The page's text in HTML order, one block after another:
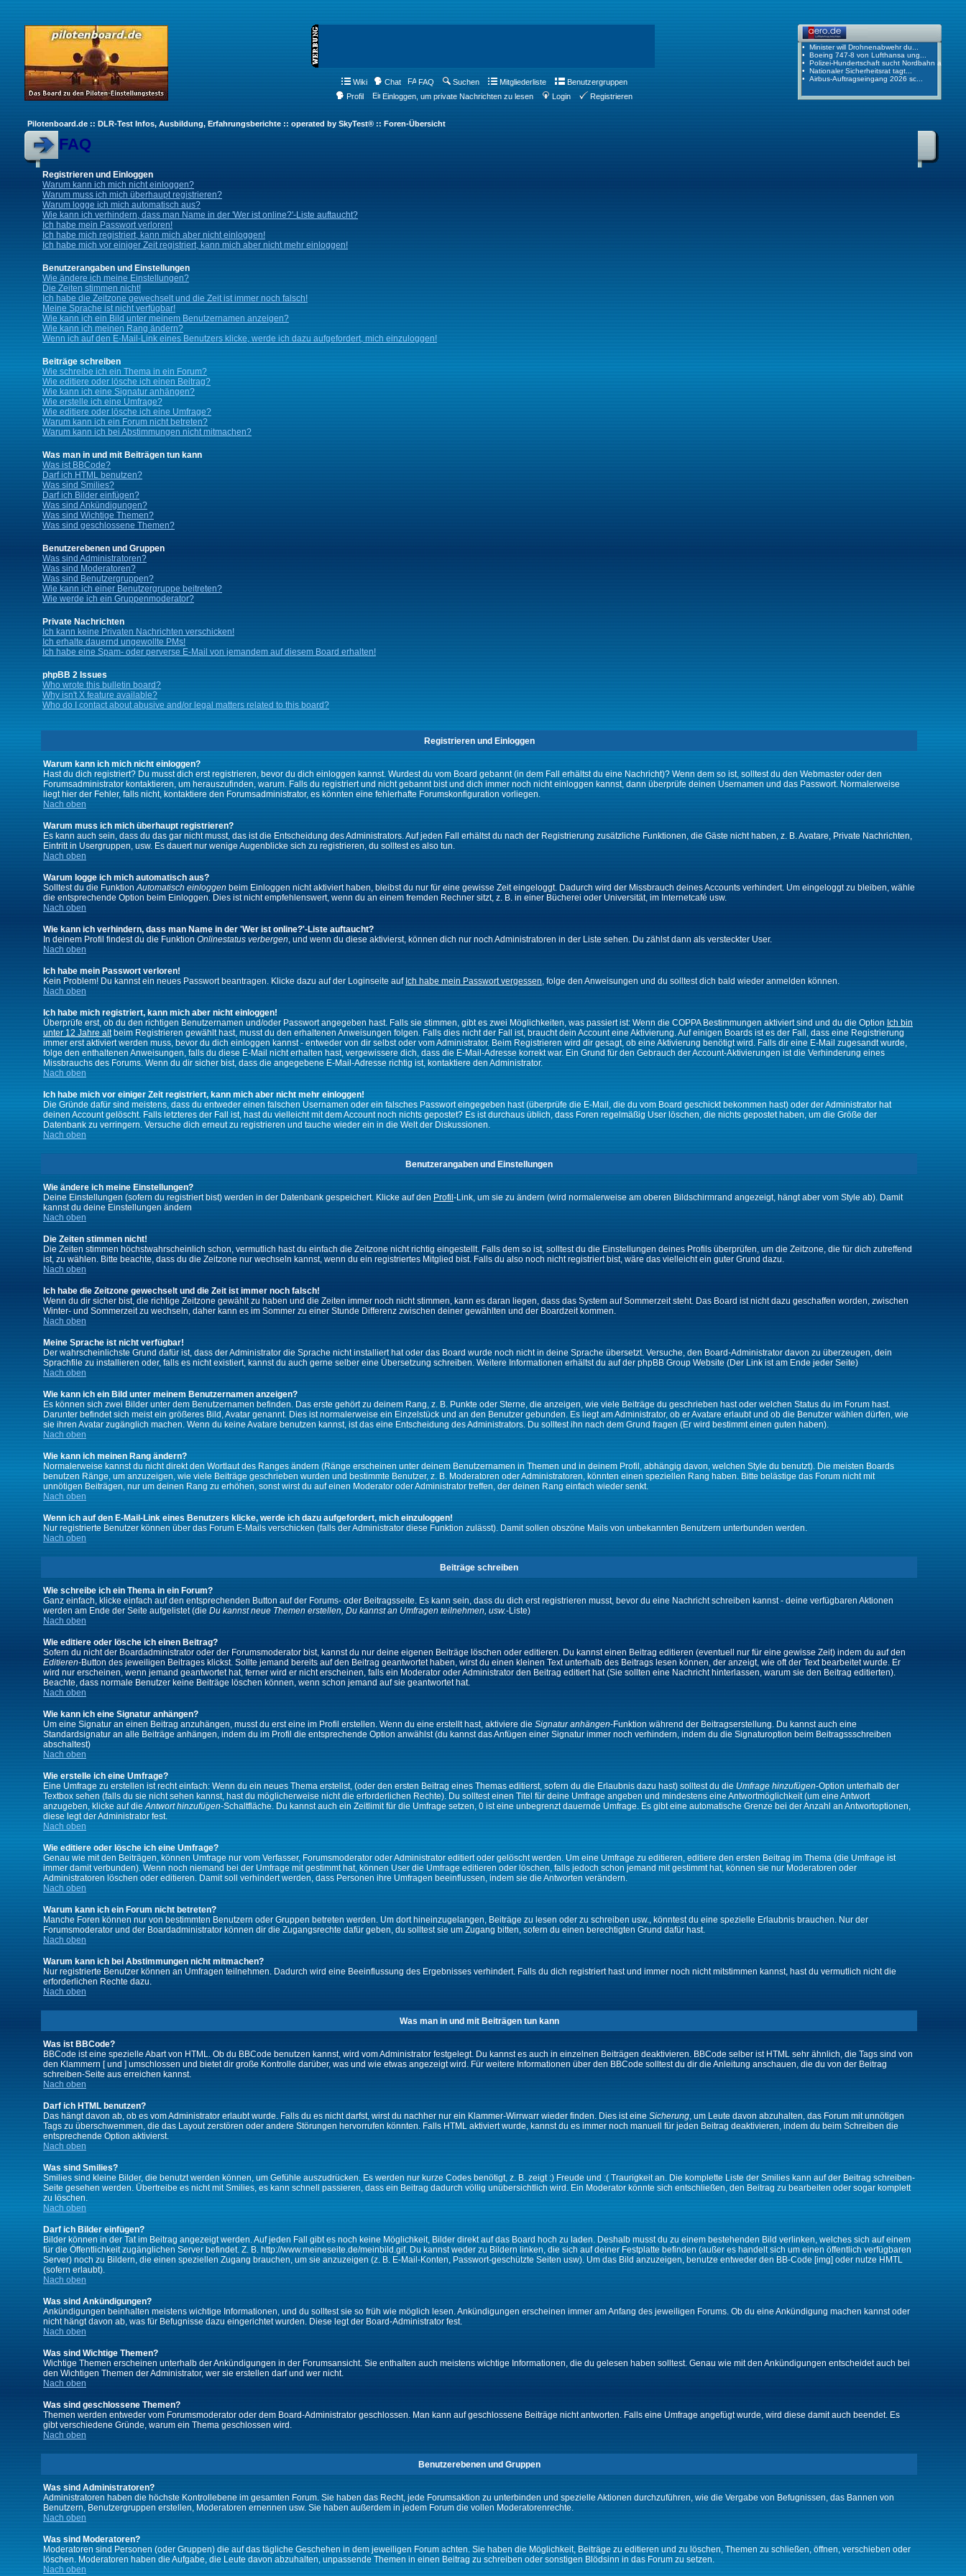
Wiki Chat FAQ Suchen Mitgliederliste
Benutzergruppen
Profil
Einloggen, um private Nachrichten zu lesen Login Registrieren
Pilotenboard.de :: DLR-Test Infos, Ausbildung, Erfahrungsberichte :: operated by SkyTest® :: Foren-Übersicht
FAQ
Registrieren und Einloggen
Warum kann ich mich nicht einloggen?
Warum muss ich mich überhaupt registrieren?
Warum logge ich mich automatisch aus?
Wie kann ich verhindern, dass man Name in der 'Wer ist online?'-Liste auftaucht?
Ich habe mein Passwort verloren!
Ich habe mich registriert, kann mich aber nicht einloggen!
Ich habe mich vor einiger Zeit registriert, kann mich aber nicht mehr einloggen!
Benutzerangaben und Einstellungen
Wie ändere ich meine Einstellungen?
Die Zeiten stimmen nicht!
Ich habe die Zeitzone gewechselt und die Zeit ist immer noch falsch!
Meine Sprache ist nicht verfügbar!
Wie kann ich ein Bild unter meinem Benutzernamen anzeigen?
Wie kann ich meinen Rang ändern?
Wenn ich auf den E-Mail-Link eines Benutzers klicke, werde ich dazu aufgefordert, mich einzuloggen!
Beiträge schreiben
Wie schreibe ich ein Thema in ein Forum?
Wie editiere oder lösche ich einen Beitrag?
Wie kann ich eine Signatur anhängen?
Wie erstelle ich eine Umfrage?
Wie editiere oder lösche ich eine Umfrage?
Warum kann ich ein Forum nicht betreten?
Warum kann ich bei Abstimmungen nicht mitmachen?
Was man in und mit Beiträgen tun kann
Was ist BBCode?
Darf ich HTML benutzen?
Was sind Smilies?
Darf ich Bilder einfügen?
Was sind Ankündigungen?
Was sind Wichtige Themen?
Was sind geschlossene Themen?
Benutzerebenen und Gruppen
Was sind Administratoren?
Was sind Moderatoren?
Was sind Benutzergruppen?
Wie kann ich einer Benutzergruppe beitreten?
Wie werde ich ein Gruppenmoderator?
Private Nachrichten
Ich kann keine Privaten Nachrichten verschicken!
Ich erhalte dauernd ungewollte PMs!
Ich habe eine Spam- oder perverse E-Mail von jemandem auf diesem Board erhalten!
phpBB 2 Issues
Who wrote this bulletin board?
Why isn't X feature available?
Who do I contact about abusive and/or legal matters related to this board?
Registrieren und Einloggen
Warum kann ich mich nicht einloggen?
Hast du dich registriert? Du musst dich erst registrieren, bevor du dich einloggen kannst. Wurdest du vom Board gebannt (in dem Fall erhältst du eine Nachricht)? Wenn dem so ist, solltest du den Webmaster oder den
Forumsadministrator kontaktieren, um herauszufinden, warum. Falls du registriert und nicht gebannt bist und dich immer noch nicht einloggen kannst, dann überprüfe deinen Usernamen und das Passwort. Normalerweise
liegt hier der Fehler, falls nicht, kontaktiere den Forumsadministrator, es könnten eine fehlerhafte Forumskonfiguration vorliegen.
Nach oben
Warum muss ich mich überhaupt registrieren?
Es kann auch sein, dass du das gar nicht musst, das ist die Entscheidung des Administrators. Auf jeden Fall erhältst du nach der Registrierung zusätzliche Funktionen, die Gäste nicht haben, z. B. Avatare, Private Nachrichten,
Eintritt in Usergruppen, usw. Es dauert nur wenige Augenblicke sich zu registrieren, du solltest es also tun.
Nach oben
Warum logge ich mich automatisch aus?
Solltest du die FunktionAutomatisch einloggen beim Einloggen nicht aktiviert haben, bleibst du nur für eine gewisse Zeit eingeloggt. Dadurch wird der Missbrauch deines Accounts verhindert. Um eingeloggt zu bleiben, wähle
die entsprechende Option beim Einloggen. Dies ist nicht empfehlenswert, wenn du an einem fremden Rechner sitzt, z. B. in einer Bücherei oder Universität, im Internetcafé usw.
Nach oben
Wie kann ich verhindern, dass man Name in der 'Wer ist online?'-Liste auftaucht?
In deinem Profil findest du die Funktion Onlinestatus verbergen, und wenn du diese aktivierst, können dich nur noch Administratoren in der Liste sehen. Du zählst dann als versteckter User.
Nach oben
Ich habe mein Passwort verloren!
Kein Problem! Du kannst ein neues Passwort beantragen. Klicke dazu auf der Loginseite auf Ich habe mein Passwort vergessen, folge den Anweisungen und du solltest dich bald wieder anmelden können.
Nach oben
Ich habe mich registriert, kann mich aber nicht einloggen!
Überprüfe erst, ob du den richtigen Benutzernamen und/oder Passwort angegeben hast. Falls sie stimmen, gibt es zwei Möglichkeiten, was passiert ist: Wenn die COPPA Bestimmungen aktiviert sind und du die Option Ich bin
unter 12 Jahre altbeim Registrieren gewählt hast, musst du den erhaltenen Anweisungen folgen. Falls dies nicht der Fall ist, braucht dein Account eine Aktivierung. Auf einigen Boards ist es der Fall, dass eine Registrierung
immer erst aktiviert werden muss, bevor du dich einloggen kannst - entweder von dir selbst oder vom Administrator. Beim Registrieren wird dir gesagt, ob eine Aktivierung benötigt wird. Falls dir eine E-Mail zugesandt wurde,
folge den enthaltenen Anweisungen, falls du diese E-Mail nicht erhalten hast, vergewissere dich, dass die E-Mail-Adresse korrekt war. Ein Grund für den Gebrauch der Account-Aktivierungen ist die Verhinderung eines
Missbrauchs des Forums. Wenn du dir sicher bist, dass die angegebene E-Mail-Adresse richtig ist, kontaktiere den Administrator.
Nach oben
Ich habe mich vor einiger Zeit registriert, kann mich aber nicht mehr einloggen!
Die Gründe dafür sind meistens, dass du entweder einen falschen Usernamen oder ein falsches Passwort eingegeben hast (überprüfe die E-Mail, die du vom Board geschickt bekommen hast) oder der Administrator hat
deinen Account gelöscht. Falls letzteres der Fall ist, hast du vielleicht mit dem Account noch nichts gepostet? Es ist durchaus üblich, dass Foren regelmäßig User löschen, die nichts gepostet haben, um die Größe der
Datenbank zu verringern. Versuche dich erneut zu registrieren und tauche wieder ein in die Welt der Diskussionen.
Nach oben
Benutzerangaben und Einstellungen
Wie ändere ich meine Einstellungen?
Deine Einstellungen (sofern du registriert bist) werden in der Datenbank gespeichert. Klicke auf den Profil -Link, um sie zu ändern (wird normalerweise am oberen Bildschirmrand angezeigt, hängt aber vom Style ab). Damit
kannst du deine Einstellungen ändern
Nach oben
Die Zeiten stimmen nicht!
Die Zeiten stimmen höchstwahrscheinlich schon, vermutlich hast du einfach die Zeitzone nicht richtig eingestellt. Falls dem so ist, solltest du die Einstellungen deines Profils überprüfen, um die Zeitzone, die für dich zutreffend
ist, zu wählen. Bitte beachte, dass du die Zeitzone nur wechseln kannst, wenn du ein registriertes Mitglied bist. Falls du also noch nicht registriert bist, wäre das vielleicht ein guter Grund dazu.
Nach oben
Ich habe die Zeitzone gewechselt und die Zeit ist immer noch falsch!
Wenn du dir sicher bist, die richtige Zeitzone gewählt zu haben und die Zeiten immer noch nicht stimmen, kann es daran liegen, dass das System auf Sommerzeit steht. Das Board ist nicht dazu geschaffen worden, zwischen
Winter- und Sommerzeit zu wechseln, daher kann es im Sommer zu einer Stunde Differenz zwischen deiner gewählten und der Boardzeit kommen.
Nach oben
Meine Sprache ist nicht verfügbar!
Der wahrscheinlichste Grund dafür ist, dass der Administrator die Sprache nicht installiert hat oder das Board wurde noch nicht in deine Sprache übersetzt. Versuche, den Board-Administrator davon zu überzeugen, dein
Sprachfile zu installieren oder, falls es nicht existiert, kannst du auch gerne selber eine Übersetzung schreiben. Weitere Informationen erhältst du auf der phpBB Group Website (Der Link ist am Ende jeder Seite)
Nach oben
Wie kann ich ein Bild unter meinem Benutzernamen anzeigen?
Es können sich zwei Bilder unter dem Benutzernamen befinden. Das erste gehört zu deinem Rang, z. B. Punkte oder Sterne, die anzeigen, wie viele Beiträge du geschrieben hast oder welchen Status du im Forum hast.
Darunter befindet sich meist ein größeres Bild, Avatar genannt. Dies ist normalerweise ein Einzelstück und an den Benutzer gebunden. Es liegt am Administrator, ob er Avatare erlaubt und ob die Benutzer wählen dürfen, wie
sie ihren Avatar zugänglich machen. Wenn du keine Avatare benutzen kannst, ist das eine Entscheidung des Administrators. Du solltest ihn nach dem Grund fragen (Er wird bestimmt einen guten haben).
Nach oben
Wie kann ich meinen Rang ändern?
Normalerweise kannst du nicht direkt den Wortlaut des Ranges ändern (Ränge erscheinen unter deinem Benutzernamen in Themen und in deinem Profil, abhängig davon, welchen Style du benutzt). Die meisten Boards
benutzen Ränge, um anzuzeigen, wie viele Beiträge geschrieben wurden und bestimmte Benutzer, z. B. Moderatoren oder Administratoren, könnten einen speziellen Rang haben. Bitte belästige das Forum nicht mit
unnötigen Beiträgen, nur um deinen Rang zu erhöhen, sonst wirst du auf einen Moderator oder Administrator treffen, der deinen Rang einfach wieder senkt.
Nach oben
Wenn ich auf den E-Mail-Link eines Benutzers klicke, werde ich dazu aufgefordert, mich einzuloggen!
Nur registrierte Benutzer können über das Forum E-Mails verschicken (falls der Administrator diese Funktion zulässt). Damit sollen obszöne Mails von unbekannten Benutzern unterbunden werden.
Nach oben
Beiträge schreiben
Wie schreibe ich ein Thema in ein Forum?
Ganz einfach, klicke einfach auf den entsprechenden Button auf der Forums- oder Beitragsseite. Es kann sein, dass du dich erst registrieren musst, bevor du eine Nachricht schreiben kannst - deine verfügbaren Aktionen
werden am Ende der Seite aufgelistet (die Du kannst neue Themen erstellen, Du kannst an Umfragen teilnehmen, usw.-Liste)
Nach oben
Wie editiere oder lösche ich einen Beitrag?
Sofern du nicht der Boardadministrator oder der Forumsmoderator bist, kannst du nur deine eigenen Beiträge löschen oder editieren. Du kannst einen Beitrag editieren (eventuell nur für eine gewisse Zeit) indem du auf den
Editieren-Button des jeweiligen Beitrages klickst. Sollte jemand bereits auf den Beitrag geantwortet haben, wirst du einen kleinen Text unterhalb des Beitrags lesen können, der anzeigt, wie oft der Text bearbeitet wurde. Er
wird nur erscheinen, wenn jemand geantwortet hat, ferner wird er nicht erscheinen, falls ein Moderator oder Administrator den Beitrag editiert hat (Sie sollten eine Nachricht hinterlassen, warum sie den Beitrag editierten).
Beachte, dass normale Benutzer keine Beiträge löschen können, wenn schon jemand auf sie geantwortet hat.
Nach oben
Wie kann ich eine Signatur anhängen?
Um eine Signatur an einen Beitrag anzuhängen, musst du erst eine im Profil erstellen. Wenn du eine erstellt hast, aktiviere die Signatur anhängen-Funktion während der Beitragserstellung. Du kannst auch eine
Standardsignatur an alle Beiträge anhängen, indem du im Profil die entsprechende Option anwählst (du kannst das Anfügen einer Signatur immer noch verhindern, indem du die Signaturoption beim Beitragssschreiben
abschaltest)
Nach oben
Wie erstelle ich eine Umfrage?
Eine Umfrage zu erstellen ist recht einfach: Wenn du ein neues Thema erstellst, (oder den ersten Beitrag eines Themas editierst, sofern du die Erlaubnis dazu hast) solltest du die Umfrage hinzufügen-Option unterhalb der
Textbox sehen (falls du sie nicht sehen kannst, hast du möglicherweise nicht die erforderlichen Rechte). Du solltest einen Titel für deine Umfrage angeben und mindestens eine Antwortmöglichkeit (um eine Antwort
anzugeben, klicke auf dieAntwort hinzufügen-Schaltfläche. Du kannst auch ein Zeitlimit für die Umfrage setzen, 0 ist eine unbegrenzt dauernde Umfrage. Es gibt eine automatische Grenze bei der Anzahl an Antwortoptionen,
diese legt der Administrator fest.
Nach oben
Wie editiere oder lösche ich eine Umfrage?
Genau wie mit den Beiträgen, können Umfrage nur vom Verfasser, Forumsmoderator oder Administrator editiert oder gelöscht werden. Um eine Umfrage zu editieren, editiere den ersten Beitrag im Thema (die Umfrage ist
immer damit verbunden). Wenn noch niemand bei der Umfrage mit gestimmt hat, können User die Umfrage editieren oder löschen, falls jedoch schon jemand mit gestimmt hat, können sie nur Moderatoren oder
Administratoren löschen oder editieren. Damit soll verhindert werden, dass Personen ihre Umfragen beeinflussen, indem sie die Antworten verändern.
Nach oben
Warum kann ich ein Forum nicht betreten?
Manche Foren können nur von bestimmten Benutzern oder Gruppen betreten werden. Um dort hineinzugelangen, Beiträge zu lesen oder zu schreiben usw., könntest du eine spezielle Erlaubnis brauchen. Nur der
Forumsmoderator und der Boardadministrator können dir die Zugangsrechte dafür geben, du solltest sie um Zugang bitten, sofern du einen berechtigten Grund dafür hast.
Nach oben
Warum kann ich bei Abstimmungen nicht mitmachen?
Nur registrierte Benutzer können an Umfragen teilnehmen. Dadurch wird eine Beeinflussung des Ergebnisses verhindert. Falls du dich registriert hast und immer noch nicht mitstimmen kannst, hast du vermutlich nicht die
erforderlichen Rechte dazu.
Nach oben
Was man in und mit Beiträgen tun kann
Was ist BBCode?
BBCode ist eine spezielle Abart von HTML. Ob du BBCode benutzen kannst, wird vom Administrator festgelegt. Du kannst es auch in einzelnen Beiträgen deaktivieren. BBCode selber ist HTML sehr ähnlich, die Tags sind von
den Klammern [ und ] umschlossen und bietet dir große Kontrolle darüber, was und wie etwas angezeigt wird. Für weitere Informationen über den BBCode solltest du dir die Anleitung anschauen, die du von der Beitrag
schreiben-Seite aus erreichen kannst.
Nach oben
Darf ich HTML benutzen?
Das hängt davon ab, ob es vom Administrator erlaubt wurde. Falls du es nicht darfst, wirst du nachher nur ein Klammer-Wirrwarr wieder finden. Dies ist eine Sicherung, um Leute davon abzuhalten, das Forum mit unnötigen
Tags zu überschwemmen, die das Layout zerstören oder andere Störungen hervorrufen könnten. Falls HTML aktiviert wurde, kannst du es immer noch manuell für jeden Beitrag deaktivieren, indem du beim Schreiben die
entsprechende Option aktivierst.
Nach oben
Was sind Smilies?
Smilies sind kleine Bilder, die benutzt werden können, um Gefühle auszudrücken. Es werden nur kurze Codes benötigt, z. B. zeigt :) Freude und :( Traurigkeit an. Die komplette Liste der Smilies kann auf der Beitrag schreiben-
Seite gesehen werden. Übertreibe es nicht mit Smilies, es kann schnell passieren, dass ein Beitrag dadurch völlig unübersichtlich wird. Ein Moderator könnte sich entschließen, den Beitrag zu bearbeiten oder sogar komplett
zu löschen.
Nach oben
Darf ich Bilder einfügen?
Bilder können in der Tat im Beitrag angezeigt werden. Auf jeden Fall gibt es noch keine Möglichkeit, Bilder direkt auf das Board hoch zu laden. Deshalb musst du zu einem bestehenden Bild verlinken, welches sich auf einem
für die Öffentlichkeit zugänglichen Server befindet. Z. B. http://www.meineseite.de/meinbild.gif. Du kannst weder zu Bildern linken, die sich auf deiner Festplatte befinden (außer es handelt sich um einen öffentlich verfügbaren
Server) noch zu Bildern, die einen speziellen Zugang brauchen, um sie anzuzeigen (z. B. E-Mail-Konten, Passwort-geschützte Seiten usw). Um das Bild anzuzeigen, benutze entweder den BB-Code [img] oder nutze HMTL
(sofern erlaubt).
Nach oben
Was sind Ankündigungen?
Ankündigungen beinhalten meistens wichtige Informationen, und du solltest sie so früh wie möglich lesen. Ankündigungen erscheinen immer am Anfang des jeweiligen Forums. Ob du eine Ankündigung machen kannst oder
nicht hängt davon ab, was für Befugnisse dazu eingerichtet wurden. Diese legt der Board-Administrator fest.
Nach oben
Was sind Wichtige Themen?
Wichtige Themen erscheinen unterhalb der Ankündigungen in der Forumsansicht. Sie enthalten auch meistens wichtige Informationen, die du gelesen haben solltest. Genau wie mit den Ankündigungen entscheidet auch bei
den Wichtigen Themen der Administrator, wer sie erstellen darf und wer nicht.
Nach oben
Was sind geschlossene Themen?
Themen werden entweder vom Forumsmoderator oder dem Board-Administrator geschlossen. Man kann auf geschlossene Beiträge nicht antworten. Falls eine Umfrage angefügt wurde, wird diese damit auch beendet. Es
gibt verschiedene Gründe, warum ein Thema geschlossen wird.
Nach oben
Benutzerebenen und Gruppen
Was sind Administratoren?
Administratoren haben die höchste Kontrollebene im gesamten Forum. Sie haben das Recht, jede Forumsaktion zu unterbinden und spezielle Aktionen durchzuführen, wie die Vergabe von Befugnissen, das Bannen von
Benutzern, Benutzergruppen erstellen, Moderatoren ernennen usw. Sie haben außerdem in jedem Forum die vollen Moderatorenrechte.
Nach oben
Was sind Moderatoren?
Moderatoren sind Personen (oder Gruppen) die auf das tägliche Geschehen in dem jeweiligen Forum achten. Sie haben die Möglichkeit, Beiträge zu editieren und zu löschen, Themen zu schließen, öffnen, verschieben oder
löschen. Moderatoren haben die Aufgabe, die Leute davon abzuhalten, unpassende Themen in einen Beitrag zu schreiben oder sonstigen Blödsinn in das Forum zu setzen.
Nach oben